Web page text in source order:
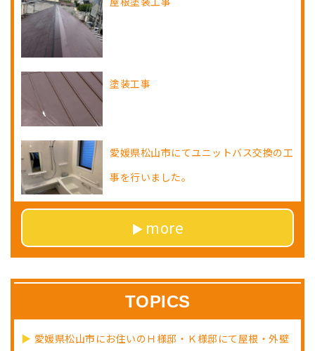
塗装工事
愛媛県松山市にてユニットバス交換の工
事を行いました。
more
TOPICS
愛媛県松山市にお住いのＨ様邸・Ｋ様邸にて屋根・外壁